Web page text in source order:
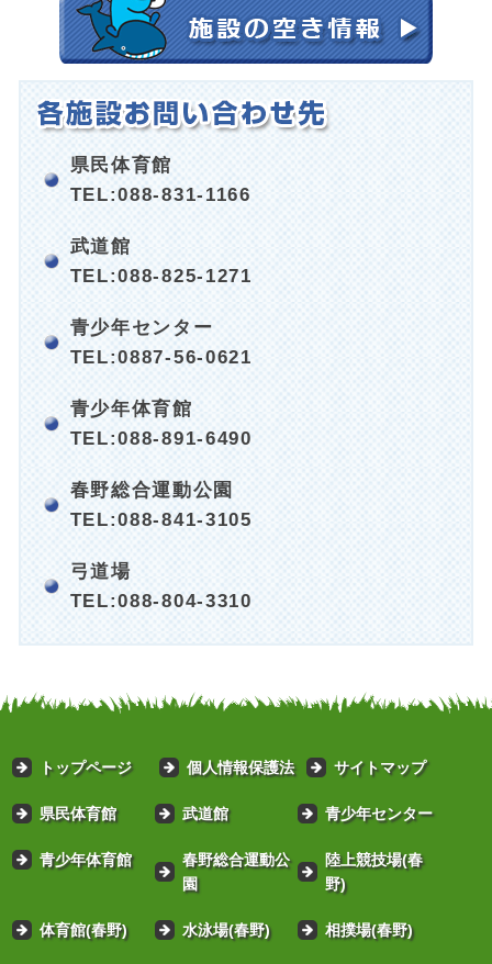
県民体育館
TEL:088-831-1166
武道館
TEL:088-825-1271
青少年センター
TEL:0887-56-0621
青少年体育館
TEL:088-891-6490
春野総合運動公園
TEL:088-841-3105
弓道場
TEL:088-804-3310
トップページ 個人情報保護法 サイトマップ
県民体育館 武道館 青少年センター
青少年体育館
春野総合運動公
園
陸上競技場(春
野)
体育館(春野) 水泳場(春野) 相撲場(春野)